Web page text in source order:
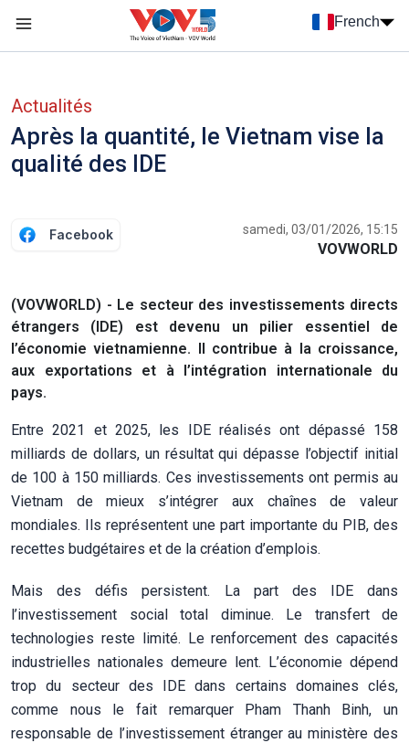
French
Actualités
Après la quantité, le Vietnam vise la
qualité des IDE
Facebook samedi, 03/01/2026, 15:15
VOVWORLD
(VOVWORLD) - Le secteur des investissements directs
étrangers (IDE) est devenu un pilier essentiel de
l’économie vietnamienne. Il contribue à la croissance,
aux exportations et à l’intégration internationale du
pays.
Entre 2021 et 2025, les IDE réalisés ont dépassé 158
milliards de dollars, un résultat qui dépasse l’objectif initial
de 100 à 150 milliards. Ces investissements ont permis au
Vietnam de mieux s’intégrer aux chaînes de valeur
mondiales. Ils représentent une part importante du PIB, des
recettes budgétaires et de la création d’emplois.
Mais des défis persistent. La part des IDE dans
l’investissement social total diminue. Le transfert de
technologies reste limité. Le renforcement des capacités
industrielles nationales demeure lent. L’économie dépend
trop du secteur des IDE dans certains domaines clés,
comme nous le fait remarquer Pham Thanh Binh, un
responsable de l’investissement étranger au ministère des